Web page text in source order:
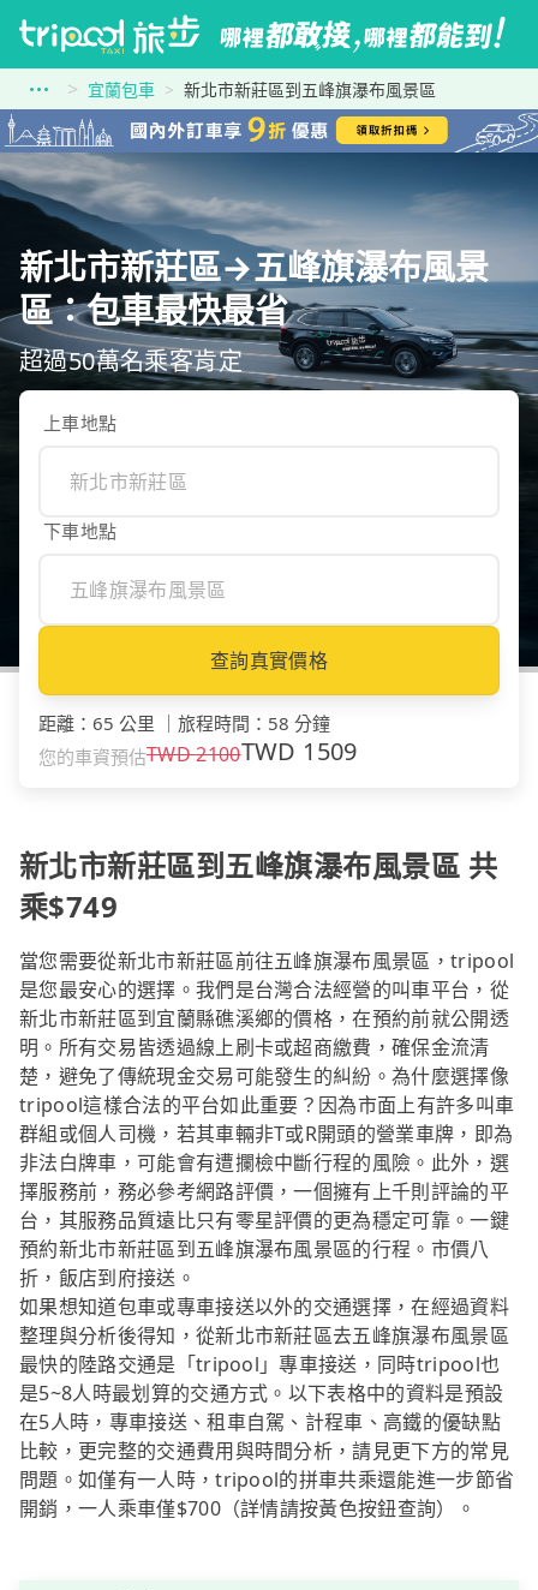
宜蘭包車 新北市新莊區到五峰旗瀑布風景區
新北市新莊區→五峰旗瀑布風景
區：包車最快最省
超過50萬名乘客肯定
上車地點
下車地點
查詢真實價格
距離 ： 65 公里 旅程時間 ： 58 分鐘
您的車資預估TWD2100TWD 1509
新北市新莊區到五峰旗瀑布風景區 共
乘$749
當您需要從新北市新莊區前往五峰旗瀑布風景區，tripool
是您最安心的選擇。我們是台灣合法經營的叫車平台，從
新北市新莊區到宜蘭縣礁溪鄉的價格，在預約前就公開透
明。所有交易皆透過線上刷卡或超商繳費，確保金流清
楚，避免了傳統現金交易可能發生的糾紛。為什麼選擇像
tripool這樣合法的平台如此重要？因為市面上有許多叫車
群組或個人司機，若其車輛非T或R開頭的營業車牌，即為
非法白牌車，可能會有遭攔檢中斷行程的風險。此外，選
擇服務前，務必參考網路評價，一個擁有上千則評論的平
台，其服務品質遠比只有零星評價的更為穩定可靠。一鍵
預約新北市新莊區到五峰旗瀑布風景區的行程。市價八
折，飯店到府接送。
如果想知道包車或專車接送以外的交通選擇，在經過資料
整理與分析後得知，從新北市新莊區去五峰旗瀑布風景區
最快的陸路交通是「tripool」專車接送，同時tripool也
是5~8人時最划算的交通方式。以下表格中的資料是預設
在5人時，專車接送、租車自駕、計程車、高鐵的優缺點
比較，更完整的交通費用與時間分析，請見更下方的常見
問題。如僅有一人時，tripool的拼車共乘還能進一步節省
開銷，一人乘車僅$700（詳情請按黃色按鈕查詢）。